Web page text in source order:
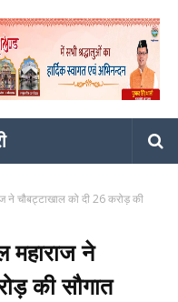
ने चौबट्टाखाल को दी 26 करोड़ की
महाराज ने
की सौगात